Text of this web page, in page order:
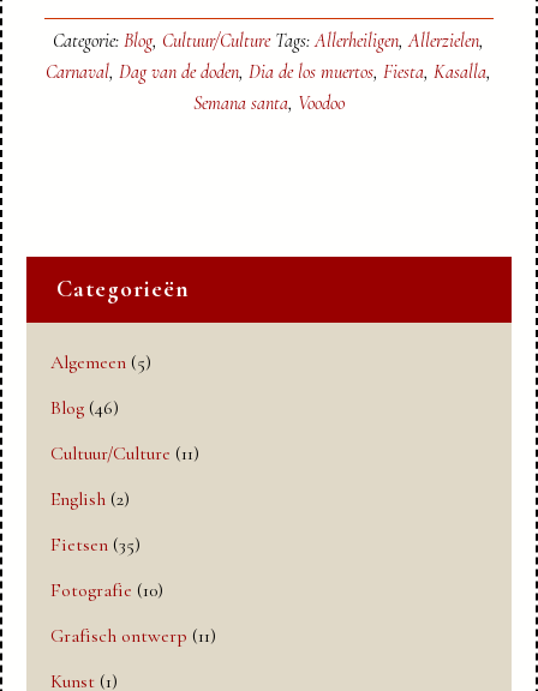
Categorie:Blog, Cultuur/Culture Tags:Allerheiligen,Allerzielen,
Carnaval,Dag van de doden,Dia de los muertos,Fiesta,Kasalla,
Semana santa, Voodoo
Categorieën
Algemeen (5)
Blog (46)
Cultuur/Culture (11)
English (2)
Fietsen (35)
Fotografie (10)
Grafisch ontwerp (11)
Kunst (1)